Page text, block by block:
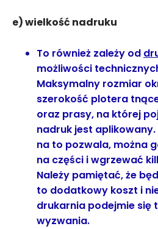
e) wielkość nadruku
To również zależy od
możliwości
Maksymalny rozmiar
szerokość plotera
oraz prasy, na której
nadruk jest aplikowany.
na to pozwala, można
na części i wgrzewać
Należy pamiętać, że
to dodatkowy koszt i
drukarnia podejmie się
wyzwania.